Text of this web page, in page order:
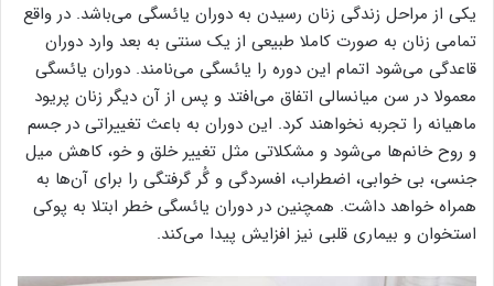
یکی از مراحل زندگی زنان رسیدن به دوران یائسگی می‌باشد. در واقع
تمامی زنان به صورت کاملا طبیعی از یک سنتی به بعد وارد دوران
قاعدگی می‌شود اتمام این دوره را یائسگی می‌نامند. دوران یائسگی
معمولا در سن میانسالی اتفاق می‌افتد و پس از آن دیگر زنان پریود
ماهیانه را تجربه نخواهند کرد. این دوران به باعث تغییراتی در جسم
و روح خانم‌ها می‌شود و مشکلاتی مثل تغییر خلق و خو، کاهش میل
جنسی، بی خوابی، اضطراب، افسردگی و گُر گرفتگی را برای آن‌ها به
همراه خواهد داشت. همچنین در دوران یائسگی خطر ابتلا به پوکی
استخوان و بیماری قلبی نیز افزایش پیدا می‌کند.